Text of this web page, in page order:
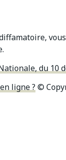
du 10
ligne ? ©